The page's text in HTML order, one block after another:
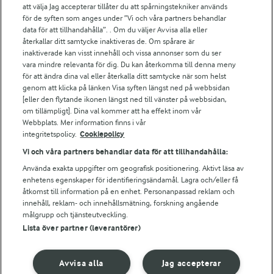
Arlas kundportal
Arla.com
Falbygdens Ost
Arla webbshop
Bildbank
Följ oss
© 2026 Arla Foods
Integritetspolicy
att välja Jag accepterar tillåter du att spårningstekniker används
för de syften som anges under ”Vi och våra partners behandlar
data för att tillhandahålla”. . Om du väljer Avvisa alla eller
återkallar ditt samtycke inaktiveras de. Om spårare är
inaktiverade kan visst innehåll och vissa annonser som du ser
vara mindre relevanta för dig. Du kan återkomma till denna meny
för att ändra dina val eller återkalla ditt samtycke när som helst
genom att klicka på länken Visa syften längst ned på webbsidan
[eller den flytande ikonen längst ned till vänster på webbsidan,
om tillämpligt]. Dina val kommer att ha effekt inom vår
Webbplats. Mer information finns i vår
integritetspolicy. Cookiepolicy
Vi och våra partners behandlar data för att tillhandahålla:
Använda exakta uppgifter om geografisk positionering. Aktivt läsa av
enhetens egenskaper för identifieringsändamål. Lagra och/eller få
åtkomst till information på en enhet. Personanpassad reklam och
innehåll, reklam- och innehållsmätning, forskning angående
målgrupp och tjänsteutveckling.
Lista över partner (leverantörer)
Jag accepterar
Avvisa alla